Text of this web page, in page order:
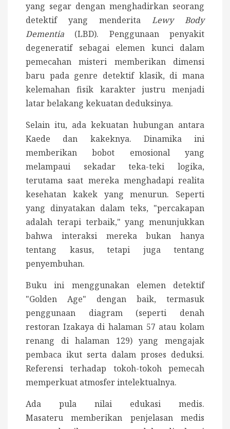
yang segar dengan menghadirkan seorang
detektif yang menderita Lewy Body
Dementia (LBD). Penggunaan penyakit
degeneratif sebagai elemen kunci dalam
pemecahan misteri memberikan dimensi
baru pada genre detektif klasik, di mana
kelemahan fisik karakter justru menjadi
latar belakang kekuatan deduksinya.
Selain itu, ada kekuatan hubungan antara
Kaede dan kakeknya. Dinamika ini
memberikan bobot emosional yang
melampaui sekadar teka-teki logika,
terutama saat mereka menghadapi realita
kesehatan kakek yang menurun. Seperti
yang dinyatakan dalam teks, "percakapan
adalah terapi terbaik," yang menunjukkan
bahwa interaksi mereka bukan hanya
tentang kasus, tetapi juga tentang
penyembuhan.
Buku ini menggunakan elemen detektif
"Golden Age" dengan baik, termasuk
penggunaan diagram (seperti denah
restoran Izakaya di halaman 57 atau kolam
renang di halaman 129) yang mengajak
pembaca ikut serta dalam proses deduksi.
Referensi terhadap tokoh-tokoh pemecah
memperkuat atmosfer intelektualnya.
Ada pula nilai edukasi medis.
Masaterumemberikan penjelasan medis